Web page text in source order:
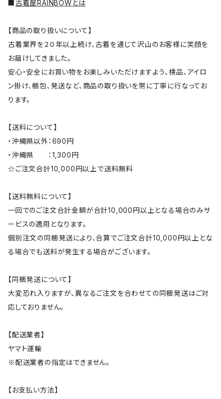
古着屋RAINBOWとは
【商品の取り扱いについて】
古着業界を２０年以上続け、古着を通じて沢山のお客様に笑顔を
お届けしてきました。
安心・安全にお買い物をお楽しみいただけますよう、検品、アイロ
ン掛け、梱包、発送など、商品の取り扱いを常に丁寧に行なってお
ります。
【送料について】
・沖縄県以外：690円
・沖縄県 ：1,300円
☆ご注文合計10,000円以上で送料無料
【送料無料について】
一回でのご注文合計金額が合計10,000円以上となる場合のみサ
ービスの適用となります。
個別注文の同梱発送により、合算でご注文合計10,000円以上とな
る場合でも送料が発生する場合がございます。
【同梱発送について】
大変恐れ入りますが、異なるご注文を合わせての同梱発送はご対
応しておりません。
【配送業者】
ヤマト運輸
※配送業者の指定はできません。
【お支払い方法】